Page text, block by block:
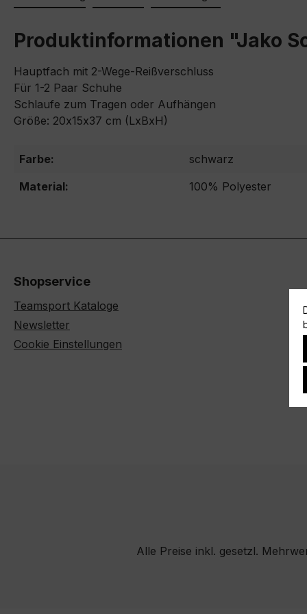
Produktinformationen "Jako
Hauptfach mit 2-Wege-Reißverschluss
Für 1-2 Paar Schuhe
Schlaufe zum Tragen oder Aufhängen
Größe: 20x15x37 cm (LxBxH)
Farbe:
schwarz
Material:
100% Polyester
Shopservice
Teamsport Kataloge
Newsletter
Cookie Einstellungen
Alle Preise inkl. gesetzl.